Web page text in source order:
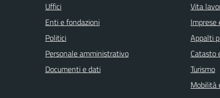
Uffici
Enti e fondazioni
Politici
Personale amministrativo
Documenti e dati
Vita
Imprese
Appalti
Catasto
Turismo
Mobilità